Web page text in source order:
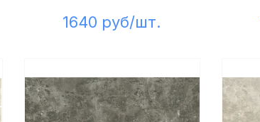
1640 руб/шт.